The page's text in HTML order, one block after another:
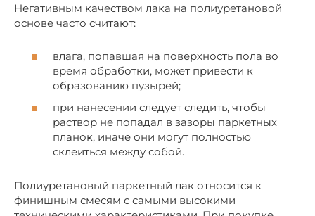
Негативным качеством лака на полиуретановой
основе часто считают:
влага, попавшая на поверхность пола во
время обработки, может привести к
образованию пузырей;
при нанесении следует следить, чтобы
раствор не попадал в зазоры паркетных
планок, иначе они могут полностью
склеиться между собой.
Полиуретановый паркетный лак относится к
финишным смесям с самыми высокими